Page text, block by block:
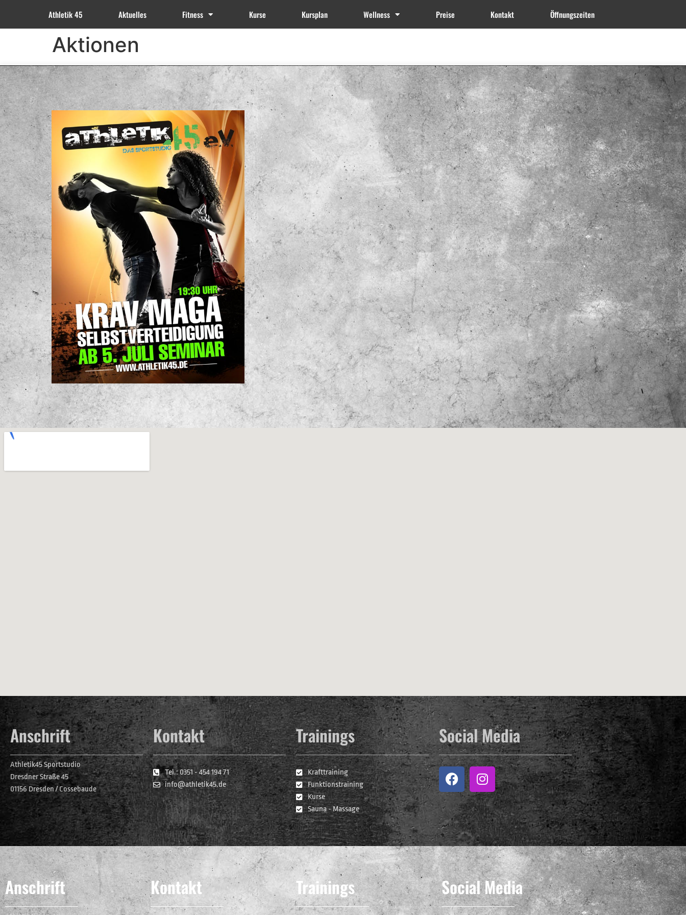
Athletik 45 Aktuelles Fitness Kurse Kursplan Wellness Preise Kontakt Öffnungszeiten
Aktionen
Anschrift
Athletik45 Sportstudio
Dresdner Straße 45
01156 Dresden / Cossebaude
Kontakt
Tel.: 0351 - 454 194 71
info@athletik45.de
Trainings
Krafttraining
Funktionstraining
Kurse
Sauna - Massage
Social Media
Anschrift Kontakt Trainings Social Media